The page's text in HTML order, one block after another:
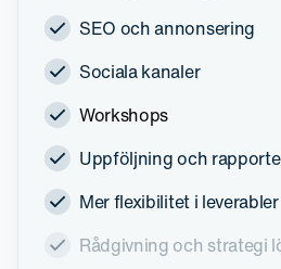
SEO och annonsering
Sociala kanaler
Workshops
Uppföljning och
Mer flexibilitet i leverabler
Rådgivning och strategi